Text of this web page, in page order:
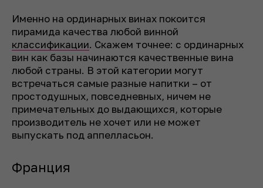
Именно на ординарных винах покоится
пирамида качества любой винной
классификации. Скажем точнее: с ординарных
вин как базы начинаются качественные вина
любой страны. В этой категории могут
встречаться самые разные напитки – от
простодушных, повседневных, ничем не
примечательных до выдающихся, которые
производитель не хочет или не может
выпускать под аппелласьон.
Франция